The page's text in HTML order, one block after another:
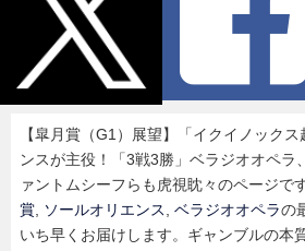
【皐月賞（G1）展望】「イクイノック
ンスが主役！「3戦3勝」ベラジオオペラ
ァントムシーフらも虎視眈々のページで
賞
ソールオリエンス ベラジオオペラの
いち早くお届けします。ギャンブルの本